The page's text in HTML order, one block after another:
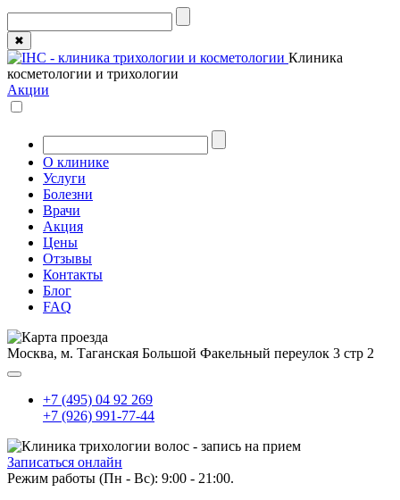
✖
Клиника
косметологии и трихологии
Акции
О клинике
Услуги
Болезни
Врачи
Акция
Цены
Отзывы
Контакты
Блог
FAQ
Москва, м. Таганская Большой Факельный переулок 3 стр 2
+7 (495) 04 92 269
+7 (926) 991-77-44
Записаться онлайн
Режим работы (Пн - Вс): 9:00 - 21:00.